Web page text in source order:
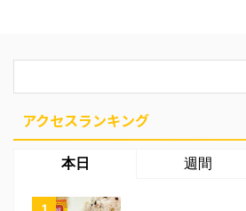
アクセスランキング
本日 週間